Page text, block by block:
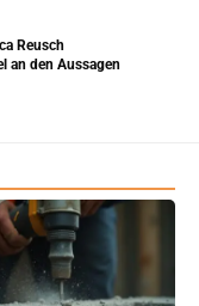
Reusch
an den Aussagen